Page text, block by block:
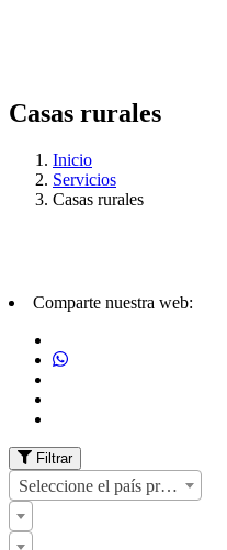
Casas rurales
Inicio
Servicios
Casas rurales
Comparte nuestra web:
Filtrar
Seleccione el país primero